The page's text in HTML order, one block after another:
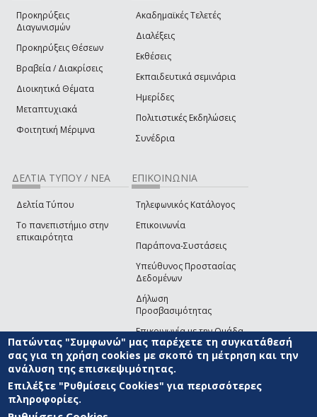
Προκηρύξεις
Διαγωνισμών
Προκηρύξεις Θέσεων
Βραβεία / Διακρίσεις
Διοικητικά Θέματα
Μεταπτυχιακά
Φοιτητική Μέριμνα
Ακαδημαϊκές Τελετές
Διαλέξεις
Εκθέσεις
Εκπαιδευτικά σεμινάρια
Ημερίδες
Πολιτιστικές Εκδηλώσεις
Συνέδρια
ΔΕΛΤΙΑ ΤΥΠΟΥ / ΝΕΑ
Δελτία Τύπου
Το πανεπιστήμιο στην
επικαιρότητα
ΕΠΙΚΟΙΝΩΝΙΑ
Τηλεφωνικός Κατάλογος
Επικοινωνία
Παράπονα-Συστάσεις
Υπεύθυνος Προστασίας
Δεδομένων
Δήλωση
Προσβασιμότητας
Επικοινωνία με την Ομάδα
Ανάπτυξης του site(link sends e-mail)
© ΠΑΝΕΠΙΣΤΗΜΙΟ ΑΙΓΑΙΟΥ ΟΡΟΙ ΧΡΗΣΗΣ
ΑΝΑΠΤΥΞΗΣ
Πατώντας "Συμφωνώ" μας παρέχετε τη συγκατάθεσή
σας για τη χρήση cookies με σκοπό τη μέτρηση και την
ανάλυση της επισκεψιμότητας.
Επιλέξτε "Ρυθμίσεις Cookies" για περισσότερες
πληροφορίες.